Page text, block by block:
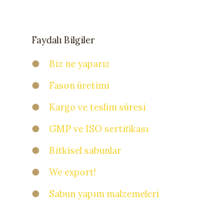
Faydalı Bilgiler
●
Biz ne yaparız
●
Fason üretimi
●
Kargo ve teslim süresi
●
GMP ve ISO sertifikası
●
Bitkisel sabunlar
●
We export!
●
Sabun yapım malzemeleri